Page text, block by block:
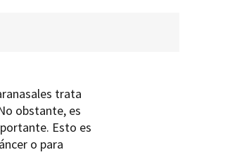
trata
obstante, es
Esto es
o para